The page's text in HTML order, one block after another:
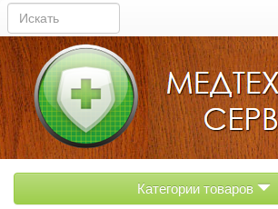
Категории товаров